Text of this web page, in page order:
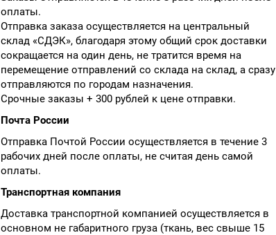
оплаты.
Отправка заказа осуществляется на центральный
склад «СДЭК», благодаря этому общий срок доставки
сокращается на один день, не тратится время на
перемещение отправлений со склада на склад, а сразу
отправляются по городам назначения.
Срочные заказы + 300 рублей к цене отправки.
Почта России
Отправка Почтой России осуществляется в течение 3
рабочих дней после оплаты, не считая день самой
оплаты.
Транспортная компания
Доставка транспортной компанией осуществляется в
основном не габаритного груза (ткань, вес свыше 15